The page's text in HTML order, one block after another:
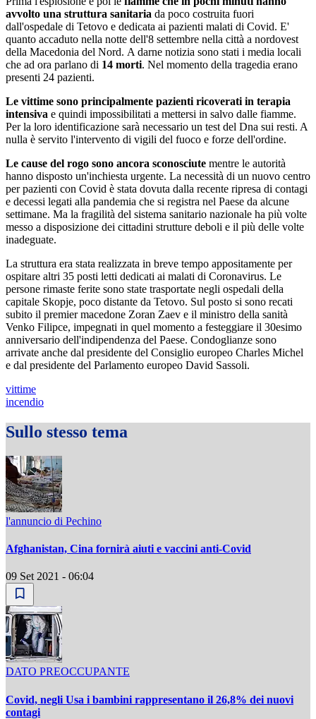
avvolto una struttura sanitaria da poco costruita fuori
dall'ospedale di Tetovo e dedicata ai pazienti malati di Covid. E'
quanto accaduto nella notte dell'8 settembre nella città a nordovest
della Macedonia del Nord. A darne notizia sono stati i media locali
che ad ora parlano di 14 morti. Nel momento della tragedia erano
presenti 24 pazienti.
Le vittime sono principalmente pazienti ricoverati in terapia
intensiva e quindi impossibilitati a mettersi in salvo dalle fiamme.
Per la loro identificazione sarà necessario un test del Dna sui resti. A
nulla è servito l'intervento di vigili del fuoco e forze dell'ordine.
Le cause del rogo sono ancora sconosciute mentre le autorità
hanno disposto un'inchiesta urgente. La necessità di un nuovo centro
per pazienti con Covid è stata dovuta dalla recente ripresa di contagi
e decessi legati alla pandemia che si registra nel Paese da alcune
settimane. Ma la fragilità del sistema sanitario nazionale ha più volte
messo a disposizione dei cittadini strutture deboli e il più delle volte
inadeguate.
La struttura era stata realizzata in breve tempo appositamente per
ospitare altri 35 posti letti dedicati ai malati di Coronavirus. Le
persone rimaste ferite sono state trasportate negli ospedali della
capitale Skopje, poco distante da Tetovo. Sul posto si sono recati
subito il premier macedone Zoran Zaev e il ministro della sanità
Venko Filipce, impegnati in quel momento a festeggiare il 30esimo
anniversario dell'indipendenza del Paese. Condoglianze sono
arrivate anche dal presidente del Consiglio europeo Charles Michel
e dal presidente del Parlamento europeo David Sassoli.
vittime
incendio
Sullo stesso tema
l'annuncio di Pechino
Afghanistan, Cina fornirà aiuti e vaccini anti-Covid
09 Set 2021 - 06:04
DATO PREOCCUPANTE
Covid, negli Usa i bambini rappresentano il 26,8% dei nuovi
contagi